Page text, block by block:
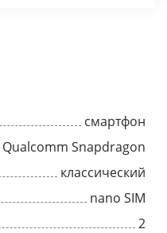
смартфон
Qualcomm Snapdragon
классический
nano SIM
2